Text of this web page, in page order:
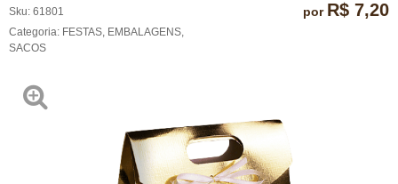
Sku: 61801
Categoria: FESTAS EMBALAGENS
SACOS
por R$ 7,20